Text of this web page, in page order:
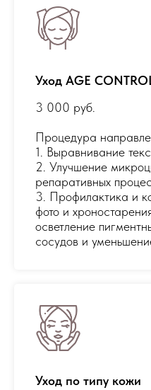
Уход AGE
3 000 руб.
Процедура
1. Выравнивание
2. Улучшение
репаративных
3. Профилактика и
фото и
осветление
сосудов и
Уход по типу кожи